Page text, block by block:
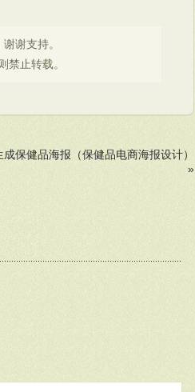
谢支持。
禁止转载。
保健品海报（保健品电商海报设计）
»